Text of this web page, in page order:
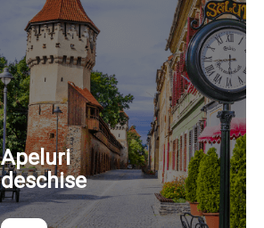
Apeluri
deschise